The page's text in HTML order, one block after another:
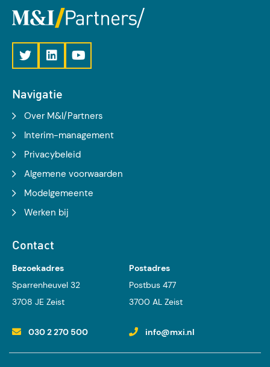
Navigatie
Over M&I/Partners
Interim-management
Privacybeleid
Algemene voorwaarden
Modelgemeente
Werken bij
Contact
Bezoekadres
Sparrenheuvel 32
3708 JE Zeist
Postadres
Postbus 477
3700 AL Zeist
030 2 270 500 info@mxi.nl